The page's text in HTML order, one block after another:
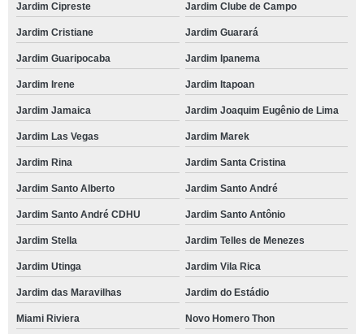
Jardim Cipreste Jardim Clube de Campo
Jardim Cristiane Jardim Guarará
Jardim Guaripocaba Jardim Ipanema
Jardim Irene Jardim Itapoan
Jardim Jamaica Jardim Joaquim Eugênio de Lima
Jardim Las Vegas Jardim Marek
Jardim Rina Jardim Santa Cristina
Jardim Santo Alberto Jardim Santo André
Jardim Santo André CDHU Jardim Santo Antônio
Jardim Stella Jardim Telles de Menezes
Jardim Utinga Jardim Vila Rica
Jardim das Maravilhas Jardim do Estádio
Miami Riviera Novo Homero Thon